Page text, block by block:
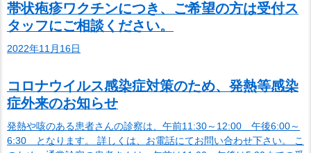
帯状疱疹ワクチンにつき、ご希望の方は受付ス
タッフにご相談ください。
2022年11月16日
コロナウイルス感染症対策のため、発熱等感染
症外来のお知らせ
発熱や咳のある患者さんの診察は、午前11:30～12:00 午後6:00～
6:30 となります。 詳しくは、お電話にてお問い合わせ下さい。 こ